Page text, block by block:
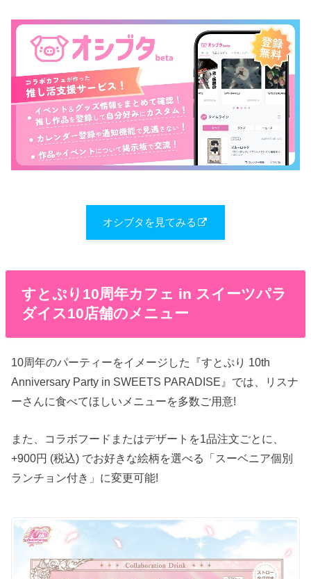
オシブタを見てみる
すとぷり10周年カフェ in スイーツパラ
ダイス10店舗のメニュー
10周年のパーティーをイメージした『すとぷり 10th
Anniversary Party in SWEETS PARADISE』では、リスナ
ーさんに食べてほしいメニューを多数ご用意!
また、コラボフードまたはデザートを1品注文ごとに、
+900円 (税込) でお好きな絵柄を選べる「スーベニア個別
ランチョン付き」に変更可能!